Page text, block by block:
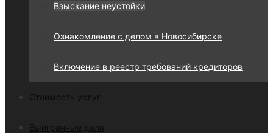
Взыскание неустойки
Ознакомление с делом в Новосибирске
Включение в реестр требований кредиторов
Стоимость услуг
Выигранные дела